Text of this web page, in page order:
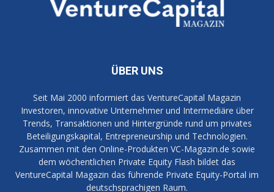
ÜBER UNS
Seit Mai 2000 informiert das VentureCapital Magazin
Investoren, innovative Unternehmer und Intermediäre über
Trends, Transaktionen und Hintergründe rund um privates
Beteiligungskapital, Entrepreneurship und Technologien.
Zusammen mit den Online-Produkten VC-Magazin.de sowie
dem wöchentlichen Private Equity Flash bildet das
VentureCapital Magazin das führende Private Equity-Portal im
deutschsprachigen Raum.